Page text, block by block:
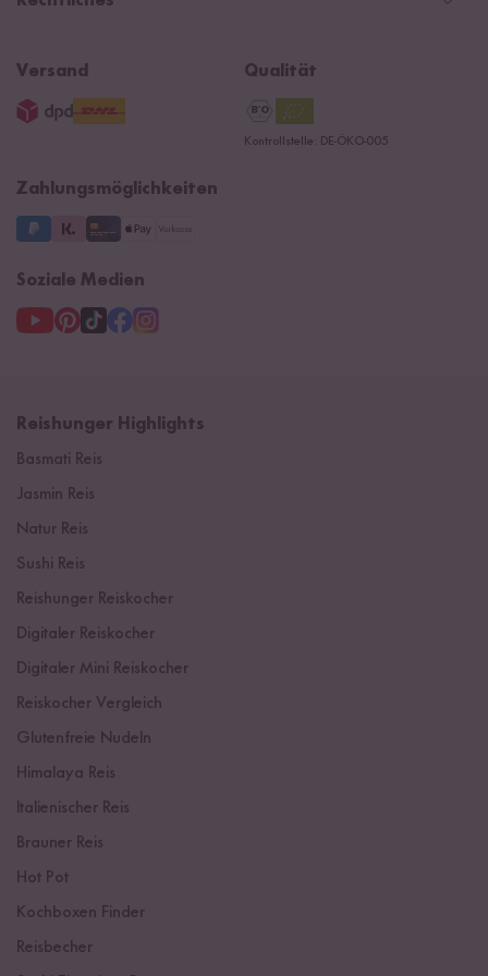
Kontaktformular
Navacopah
15 Jahre Reishunger
B2B
Jobs
Datenschutzerklärung
3 Jahre Garantie
Versand Qualität
Kontrollstelle: DE-ÖKO-005
Zahlungsmöglichkeiten
Soziale Medien
Reishunger Highlights
Basmati Reis
Jasmin Reis
Natur Reis
Sushi Reis
Reishunger Reiskocher
Digitaler Reiskocher
Digitaler Mini Reiskocher
Reiskocher Vergleich
Glutenfreie Nudeln
Himalaya Reis
Italienischer Reis
Brauner Reis
Hot Pot
Kochboxen Finder
Reisbecher